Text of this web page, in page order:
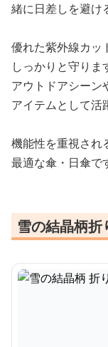
緒に日差しを避け
優れた紫外線カッ
しっかりと守りま
アウトドアシーン
アイテムとして活
機能性を重視され
最適な傘・日傘で
雪の結晶柄